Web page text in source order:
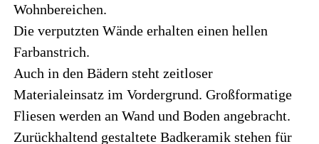
Wohnbereichen.
Die verputzten Wände erhalten einen hellen
Farbanstrich.
Auch in den Bädern steht zeitloser
Materialeinsatz im Vordergrund. Großformatige
Fliesen werden an Wand und Boden angebracht.
Zurückhaltend gestaltete Badkeramik stehen für